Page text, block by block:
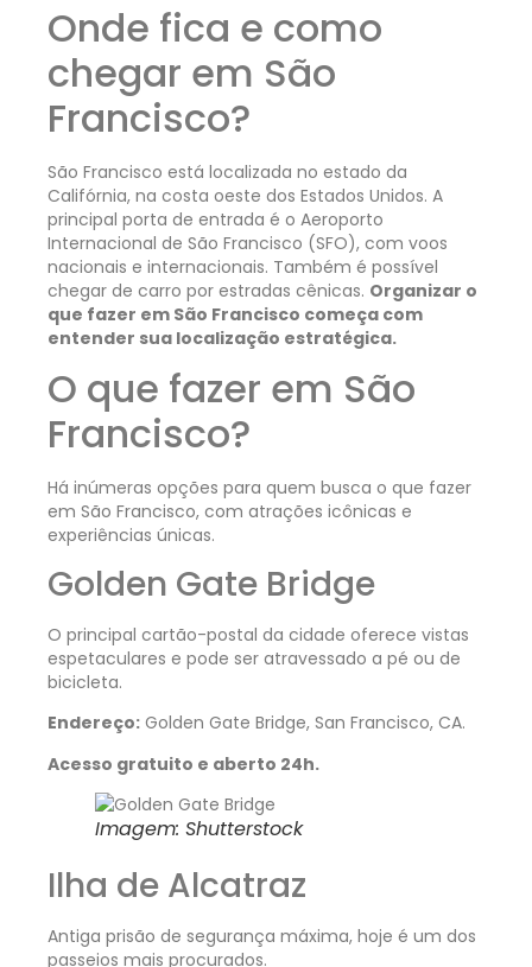
Onde fica e como
chegar em São
Francisco?
São Francisco está localizada no estado da
Califórnia, na costa oeste dos Estados Unidos. A
principal porta de entrada é o Aeroporto
Internacional de São Francisco (SFO), com voos
nacionais e internacionais. Também é possível
chegar de carro por estradas cênicas. Organizar o
que fazer em São Francisco começa com
entender sua localização estratégica.
O que fazer em São
Francisco?
Há inúmeras opções para quem busca o que fazer
em São Francisco, com atrações icônicas e
experiências únicas.
Golden Gate Bridge
O principal cartão-postal da cidade oferece vistas
espetaculares e pode ser atravessado a pé ou de
bicicleta.
Endereço: Golden Gate Bridge, San Francisco, CA.
Acesso gratuito e aberto 24h.
Imagem: Shutterstock
Ilha de Alcatraz
Antiga prisão de segurança máxima, hoje é um dos
passeios mais procurados.